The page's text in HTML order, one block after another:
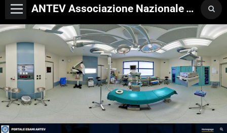
ANTEV Associazione Nazionale Tecnici Verificatori